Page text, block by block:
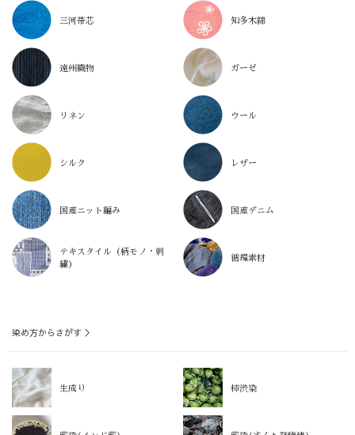
三河帯芯 知多木綿
遠州織物 ガーゼ
リネン ウール
シルク レザー
国産ニット編み 国産デニム
テキスタイル（柄モノ・刺
繍）
循環素材
染め方からさがす ＞
生成り 柿渋染